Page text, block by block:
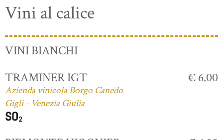
Vini al calice
VINI BIANCHI
TRAMINER IGT
Azienda vinicola Borgo Canedo
Gigli - Venezia Giulia
€ 6.00